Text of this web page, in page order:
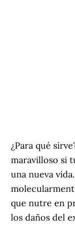
¿Para qué
maravilloso si
una nueva
que nutre en
los daños del